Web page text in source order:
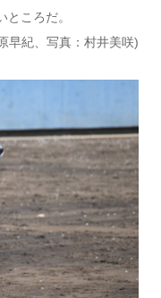
ころだ。
早紀、写真：村井美咲)